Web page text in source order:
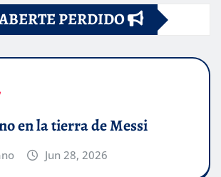
PERDIDO
en la tierra de Messi
Jun 28, 2026